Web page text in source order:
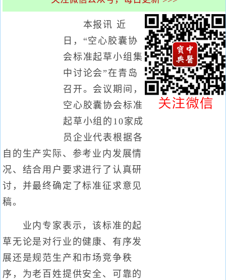
本报讯 近
日，“空心胶囊协
会标准起草小组集
中讨论会”在青岛
召开。会议期间，
空心胶囊协会标准
起草小组的10家成
员企业代表根据各
自的生产实际、参考业内发展情
况、结合用户要求进行了认真研
讨，并最终确定了标准征求意见
稿。
业内专家表示，该标准的起
草无论是对行业的健康、有序发
展还是规范生产和市场竞争秩
序，为老百姓提供安全、可靠的